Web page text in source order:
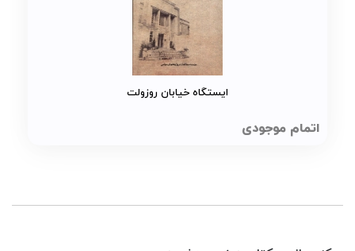
و مطالعات مسائل خلیج فارس و شبه جزیره عربستان می
ایستگاه خیابان روزولت
اتمام موجودی